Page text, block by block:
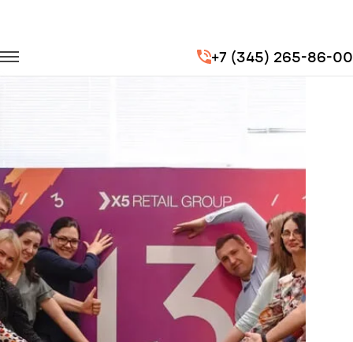
+7 (345) 265-86-00
Корпоративные перевозки
Корпоратив X5 Retail Group